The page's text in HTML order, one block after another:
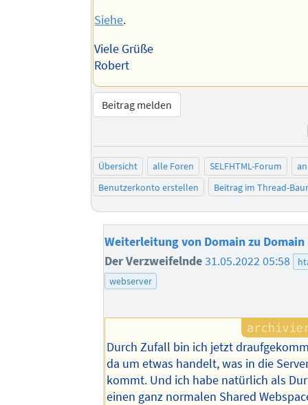
Siehe.
Viele Grüße
Robert
Beitrag melden
Übersicht alle Foren SELFHTML-Forum
Benutzerkonto erstellen
Beitrag im Thread-
Weiterleitung von Domain zu Domain
Der Verzweifelnde31.05.2022 05:58
webserver
Durch Zufall bin ich jetzt
da um etwas handelt, was in die
kommt. Und ich habe natürlich als
einen ganz normalen Shared